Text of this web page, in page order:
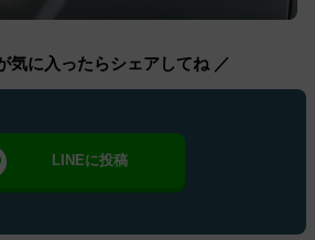
気に入ったらシェアしてね ／
LINEに投稿